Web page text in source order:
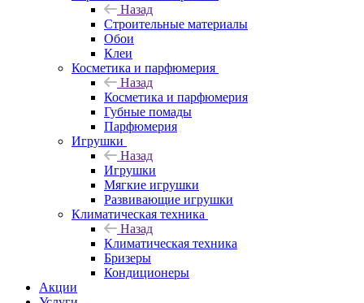
Назад
Строительные материалы
Обои
Клеи
Косметика и парфюмерия
Назад
Косметика и парфюмерия
Губные помады
Парфюмерия
Игрушки
Назад
Игрушки
Мягкие игрушки
Развивающие игрушки
Климатическая техника
Назад
Климатическая техника
Бризеры
Кондиционеры
Акции